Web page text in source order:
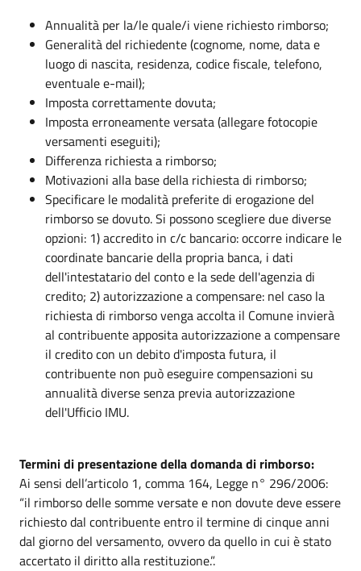
Annualità per la/le quale/i viene richiesto rimborso;
Generalità del richiedente (cognome, nome, data e
luogo di nascita, residenza, codice fiscale, telefono,
eventuale e-mail);
Imposta correttamente dovuta;
Imposta erroneamente versata (allegare fotocopie
versamenti eseguiti);
Differenza richiesta a rimborso;
Motivazioni alla base della richiesta di rimborso;
Specificare le modalità preferite di erogazione del
rimborso se dovuto. Si possono scegliere due diverse
opzioni: 1) accredito in c/c bancario: occorre indicare le
coordinate bancarie della propria banca, i dati
dell'intestatario del conto e la sede dell'agenzia di
credito; 2) autorizzazione a compensare: nel caso la
richiesta di rimborso venga accolta il Comune invierà
al contribuente apposita autorizzazione a compensare
il credito con un debito d'imposta futura, il
contribuente non può eseguire compensazioni su
annualità diverse senza previa autorizzazione
dell'Ufficio IMU.
Termini di presentazione della domanda di rimborso:
Ai sensi dell’articolo 1, comma 164, Legge n° 296/2006:
“il rimborso delle somme versate e non dovute deve essere
richiesto dal contribuente entro il termine di cinque anni
dal giorno del versamento, ovvero da quello in cui è stato
accertato il diritto alla restituzione.”.